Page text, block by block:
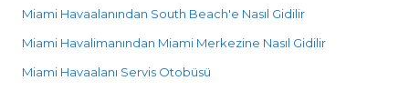
Miami Havaalanından South Beach'e Nasıl Gidilir
Miami Havalimanından Miami Merkezine Nasıl Gidilir
Miami Havaalanı Servis Otobüsü